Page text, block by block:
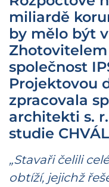
miliardě
by mělo být
společnost
Projektovou
zpracovala
architekti s.
studie
„Stavaři čelili
obtíží, jejichž